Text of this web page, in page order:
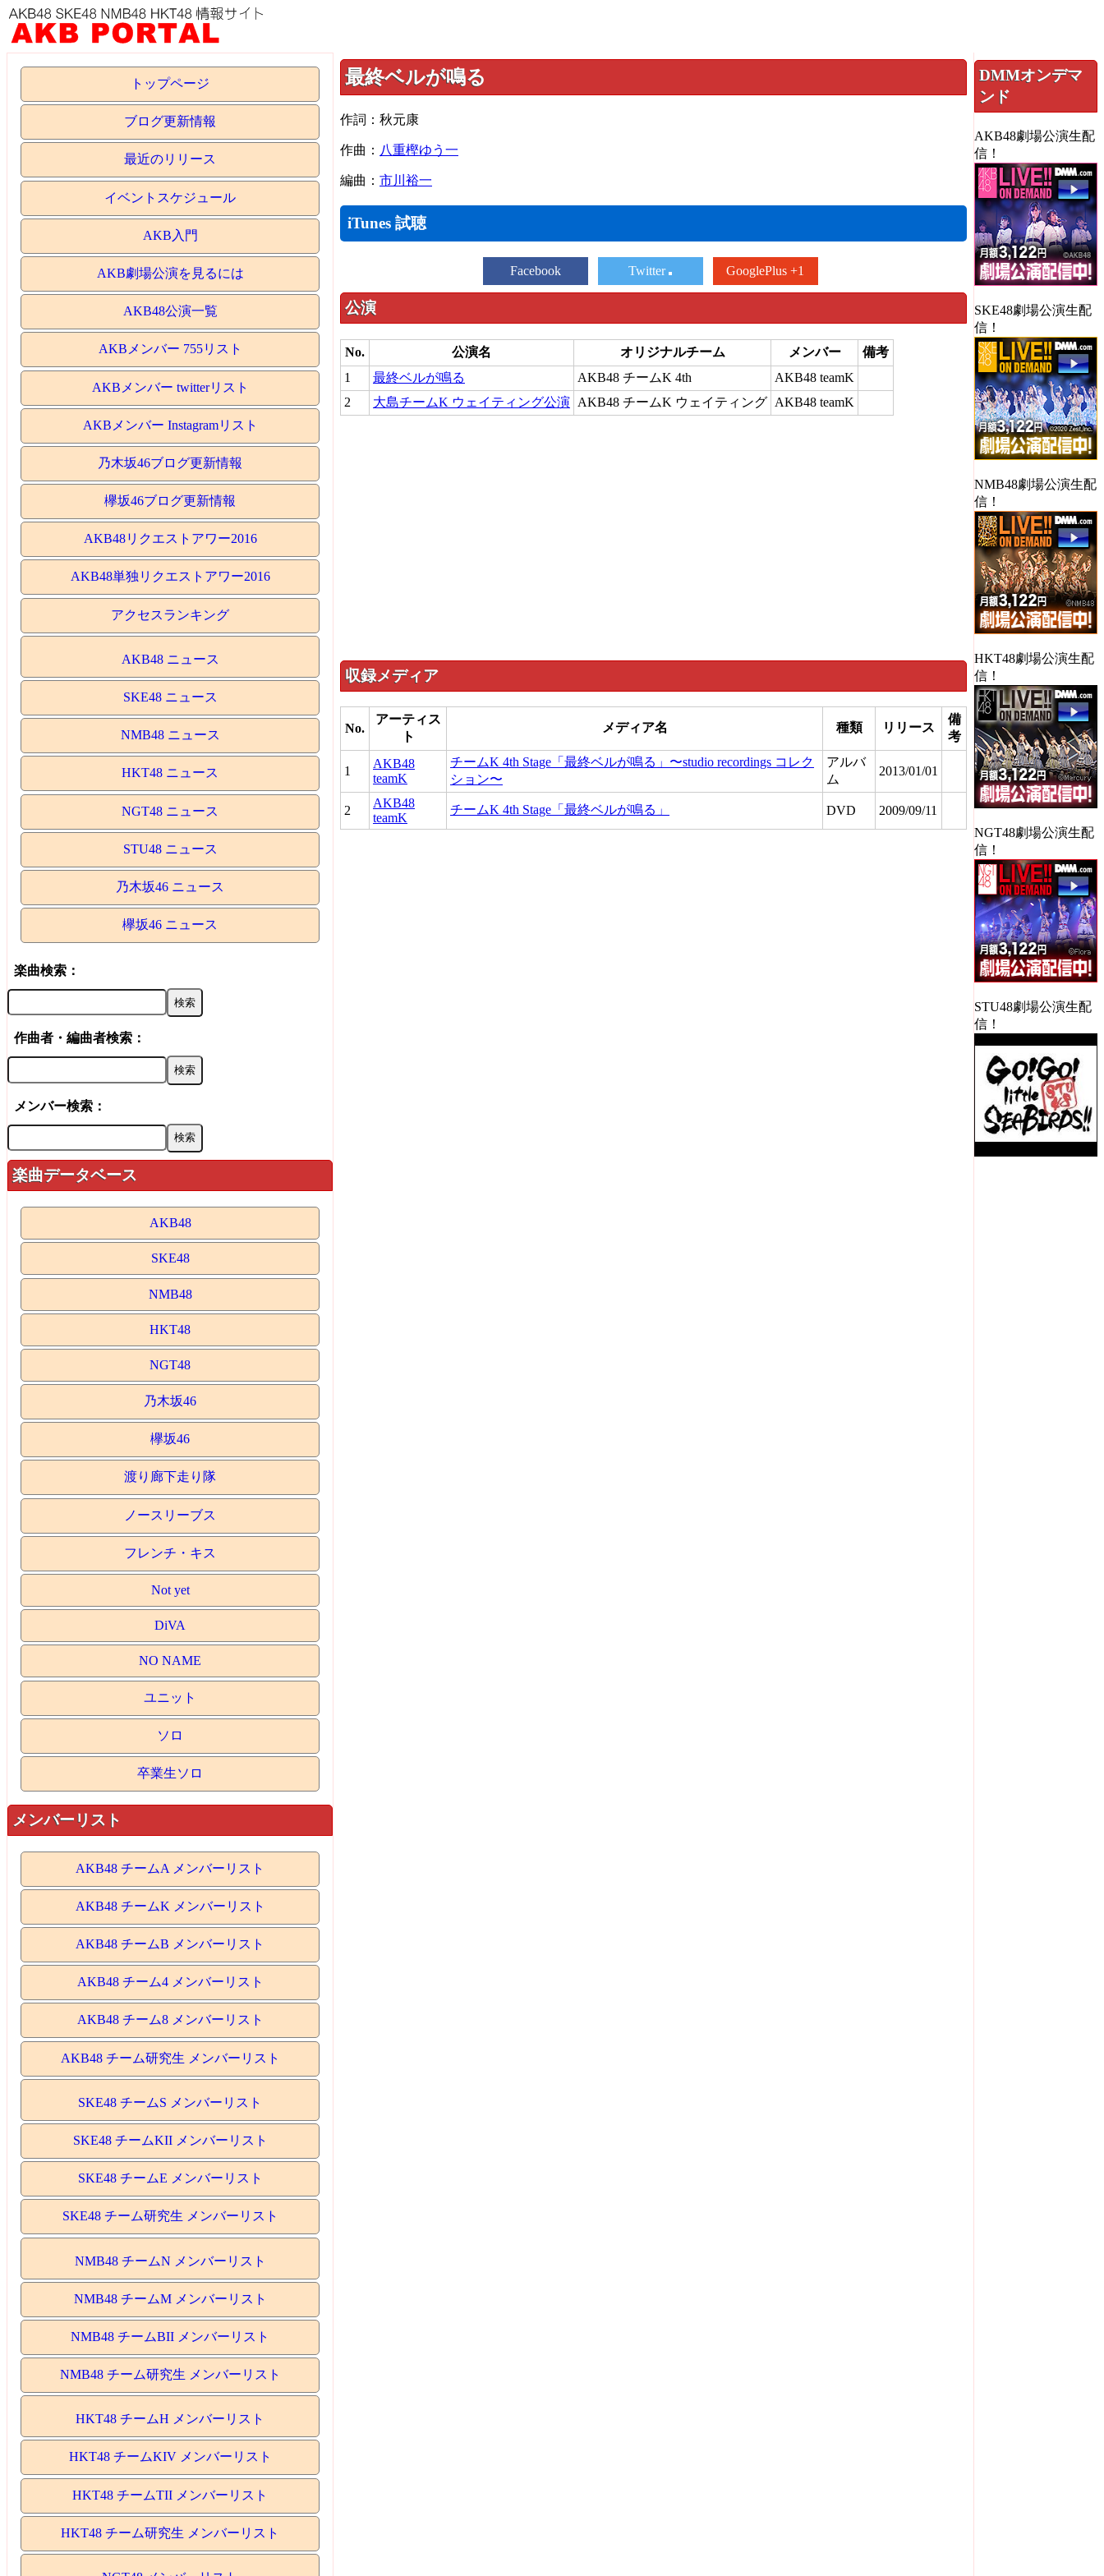
トップページ
ブログ更新情報
最近のリリース
イベントスケジュール
AKB入門
AKB劇場公演を見るには
AKB48公演一覧
AKBメンバー 755リスト
AKBメンバー twitterリスト
AKBメンバー Instagramリスト
乃木坂46ブログ更新情報
欅坂46ブログ更新情報
AKB48リクエストアワー2016
AKB48単独リクエストアワー2016
アクセスランキング
AKB48 ニュース
SKE48 ニュース
NMB48 ニュース
HKT48 ニュース
NGT48 ニュース
STU48 ニュース
乃木坂46 ニュース
欅坂46 ニュース
楽曲検索：
作曲者・編曲者検索：
メンバー検索：
楽曲データベース
AKB48
SKE48
NMB48
HKT48
NGT48
乃木坂46
欅坂46
渡り廊下走り隊
ノースリーブス
フレンチ・キス
Not yet
DiVA
NO NAME
ユニット
ソロ
卒業生ソロ
メンバーリスト
AKB48 チームA メンバーリスト
AKB48 チームK メンバーリスト
AKB48 チームB メンバーリスト
AKB48 チーム4 メンバーリスト
AKB48 チーム8 メンバーリスト
AKB48 チーム研究生 メンバーリスト
SKE48 チームS メンバーリスト
SKE48 チームKII メンバーリスト
SKE48 チームE メンバーリスト
SKE48 チーム研究生 メンバーリスト
NMB48 チームN メンバーリスト
NMB48 チームM メンバーリスト
NMB48 チームBII メンバーリスト
NMB48 チーム研究生 メンバーリスト
HKT48 チームH メンバーリスト
HKT48 チームKIV メンバーリスト
HKT48 チームTII メンバーリスト
HKT48 チーム研究生 メンバーリスト
最終ベルが鳴る
作詞：秋元康
作曲： 八重樫ゆう一
編曲： 市川裕一
iTunes 試聴
Facebook Twitter GooglePlus +1
公演
No. 公演名 オリジナルチーム メンバー
備考
1
最終ベルが鳴る AKB48 チームK 4th
AKB48 teamK
2
大島チームK ウェイティング公演 AKB48 チームK ウェイティング AKB48 teamK
収録メディア
No.
アーティス
ト
メディア名 種類 リリース
備
考
1
AKB48
teamK
チームK 4th Stage「最終ベルが鳴る」〜studio recordings コレク
ション〜
アルバ
ム
2013/01/01
2
AKB48
teamK
チームK 4th Stage「最終ベルが鳴る」 DVD 2009/09/11
DMMオンデマ
ンド
AKB48劇場公演生配
信！
SKE48劇場公演生配
信！
NMB48劇場公演生配
信！
HKT48劇場公演生配
信！
NGT48劇場公演生配
信！
STU48劇場公演生配
信！